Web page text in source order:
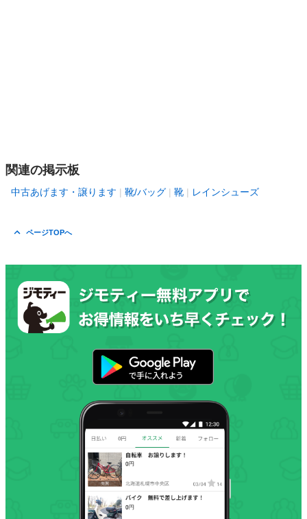
関連の掲示板
中古あげます・譲ります 靴/バッグ 靴 レインシューズ
ページTOPへ